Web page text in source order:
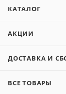
КАТАЛОГ
АКЦИИ
ДОСТАВКА И
ВСЕ ТОВАРЫ